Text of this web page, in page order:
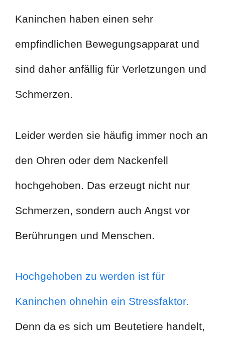
Kaninchen haben einen sehr
empfindlichen Bewegungsapparat und
sind daher anfällig für Verletzungen und
Schmerzen.
Leider werden sie häufig immer noch an
den Ohren oder dem Nackenfell
hochgehoben. Das erzeugt nicht nur
Schmerzen, sondern auch Angst vor
Berührungen und Menschen.
Hochgehoben zu werden ist für
Kaninchen ohnehin ein Stressfaktor.
Denn da es sich um Beutetiere handelt,